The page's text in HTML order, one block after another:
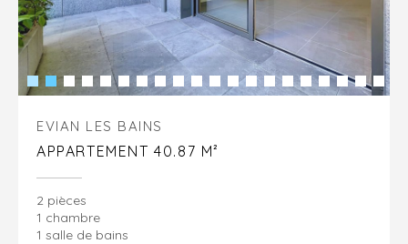
EVIAN LES BAINS
APPARTEMENT 40.87 M²
2 pièces
1 chambre
1 salle de bains